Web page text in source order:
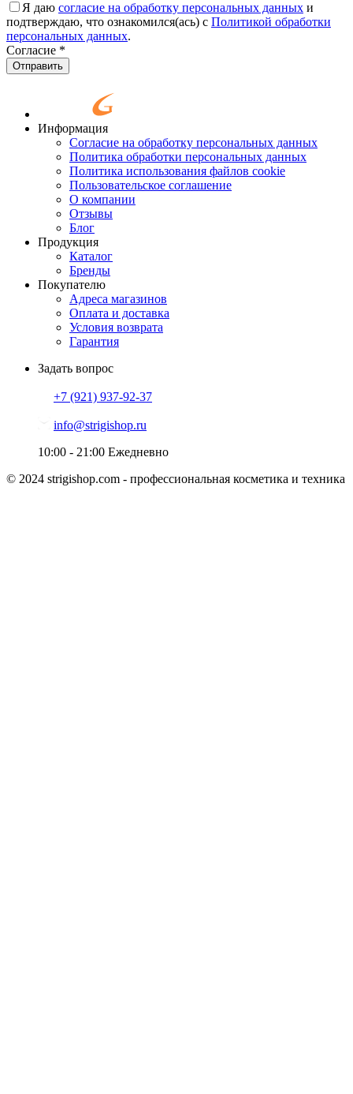
Я даю согласие на обработку персональных данных и
подтверждаю, что ознакомился(ась) с Политикой обработки
персональных данных.
Согласие *
Отправить
Информация
Согласие на обработку персональных данных
Политика обработки персональных данных
Политика использования файлов cookie
Пользовательское соглашение
О компании
Отзывы
Блог
Продукция
Каталог
Бренды
Покупателю
Адреса магазинов
Оплата и доставка
Условия возврата
Гарантия
Задать вопрос
+7 (921) 937-92-37
info@strigishop.ru
10:00 - 21:00 Ежедневно
© 2024 strigishop.com - профессиональная косметика и техника